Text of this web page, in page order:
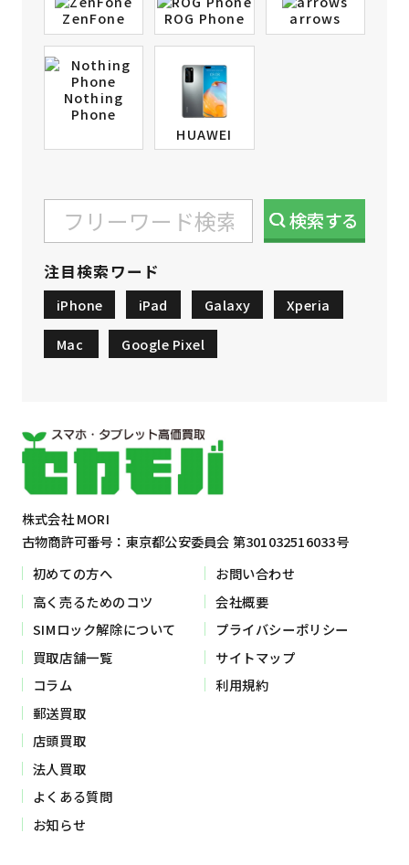
ZenFone ROG Phone arrows
Nothing
Phone
HUAWEI
検索する
注目検索ワード
iPhone iPad Galaxy Xperia
Mac Google Pixel
株式会社 MORI
古物商許可番号：東京都公安委員会 第301032516033号
初めての方へ
高く売るためのコツ
SIMロック解除について
買取店舗一覧
コラム
郵送買取
店頭買取
法人買取
よくある質問
お知らせ
お問い合わせ
会社概要
プライバシーポリシー
サイトマップ
利用規約